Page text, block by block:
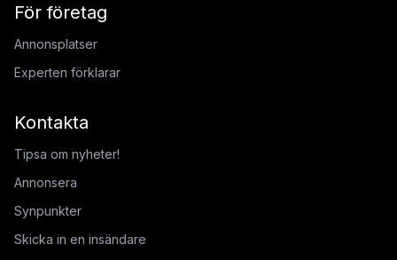
För företag
Annonsplatser
Experten förklarar
Kontakta
Tipsa om nyheter!
Annonsera
Synpunkter
Skicka in en insändare